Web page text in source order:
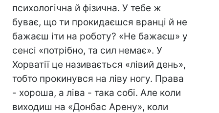
психологічна й фізична. У тебе ж
буває, що ти прокидаєшся вранці й не
бажаєш іти на роботу? «Не бажаєш» у
сенсі «потрібно, та сил немає». У
Хорватії це називається «лівий день»,
тобто прокинувся на ліву ногу. Права
- хороша, а ліва - така собі. Але коли
виходиш на «Донбас Арену», коли